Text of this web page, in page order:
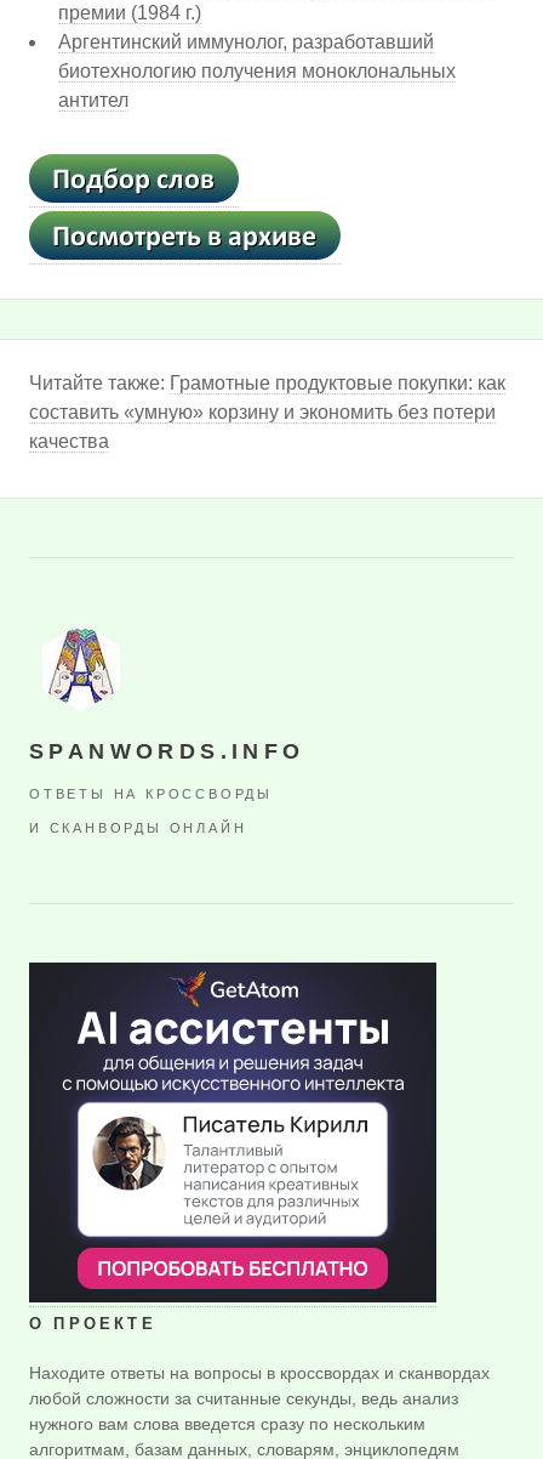
премии (1984 г.)
Аргентинский иммунолог, разработавший
биотехнологию получения моноклональных
антител
Читайте также: Грамотные продуктовые покупки: как
составить «умную» корзину и экономить без потери
качества
SPANWORDS.INFO
ОТВЕТЫ НА КРОССВОРДЫ
И СКАНВОРДЫ ОНЛАЙН
О ПРОЕКТЕ
Находите ответы на вопросы в кроссвордах и сканвордах
любой сложности за считанные секунды, ведь анализ
нужного вам слова введется сразу по нескольким
алгоритмам, базам данных, словарям, энциклопедям